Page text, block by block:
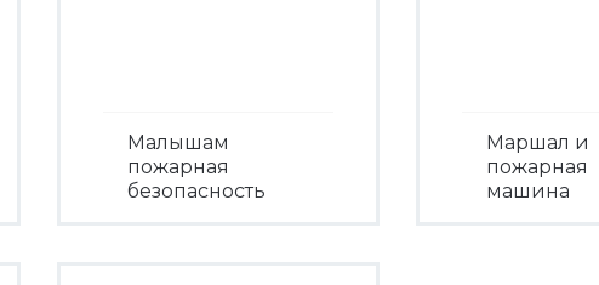
Малышам
пожарная
безопасность
Маршал и
пожарная
машина